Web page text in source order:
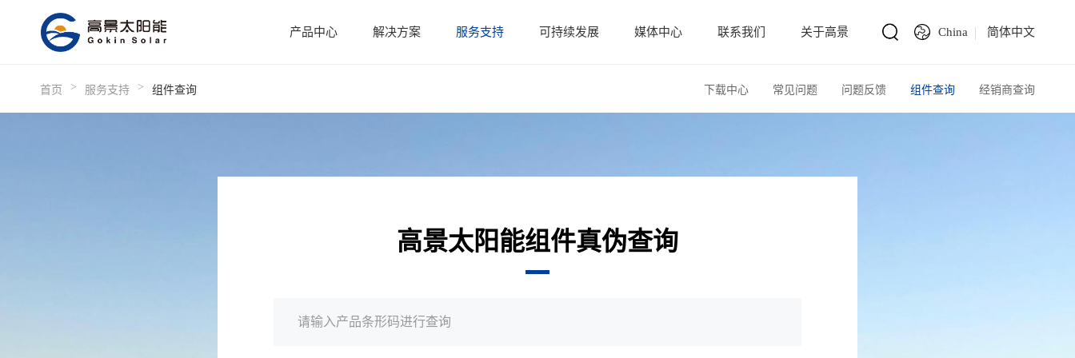
产品中心 解决方案 服务支持 可持续发展 媒体中心 联系我们 关于高景 China 简体中文
首页 > 服务支持 > 组件查询 下载中心 常见问题 问题反馈 组件查询 经销商查询
高景太阳能组件真伪查询